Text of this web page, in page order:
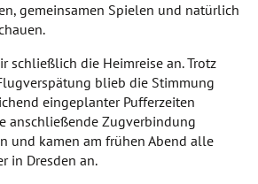
gemeinsamen Spielen und natürlich
schließlich die Heimreise an. Trotz
blieb die Stimmung
eingeplanter Pufferzeiten
anschließende Zugverbindung
und kamen am frühen Abend alle
in Dresden an.